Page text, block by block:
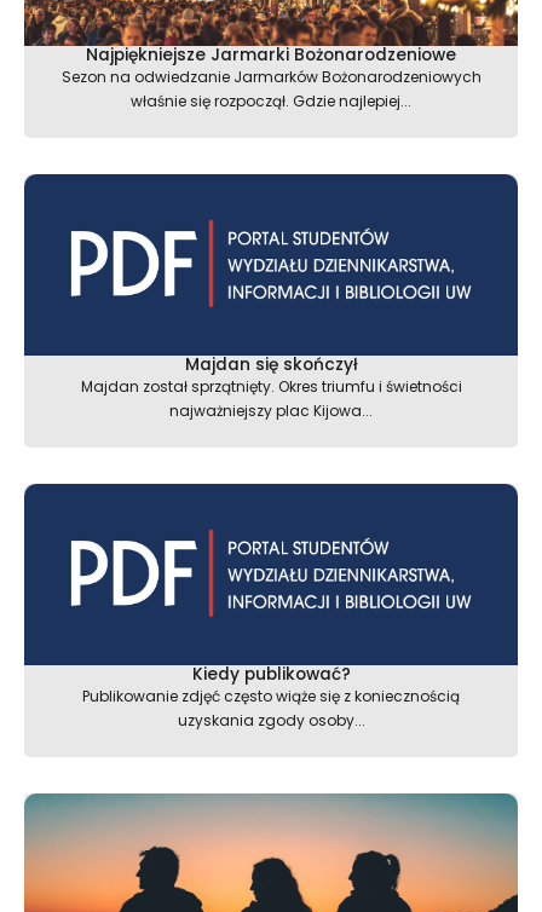
Najpiękniejsze Jarmarki Bożonarodzeniowe
Sezon na odwiedzanie Jarmarków Bożonarodzeniowych
właśnie się rozpoczął. Gdzie najlepiej...
Majdan się skończył
Majdan został sprzątnięty. Okres triumfu i świetności
najważniejszy plac Kijowa...
Kiedy publikować?
Publikowanie zdjęć często wiąże się z koniecznością
uzyskania zgody osoby...